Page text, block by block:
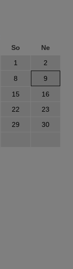
So
Ne
1
2
8
9
15
16
22
23
29
30